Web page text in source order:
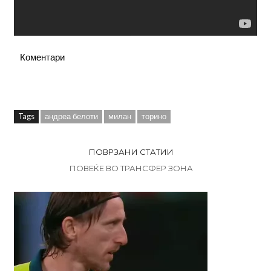
Коментари
Tags андреа белоти милан торино
ПОВРЗАНИ СТАТИИ
ПОВЕЌЕ ВО ТРАНСФЕР ЗОНА